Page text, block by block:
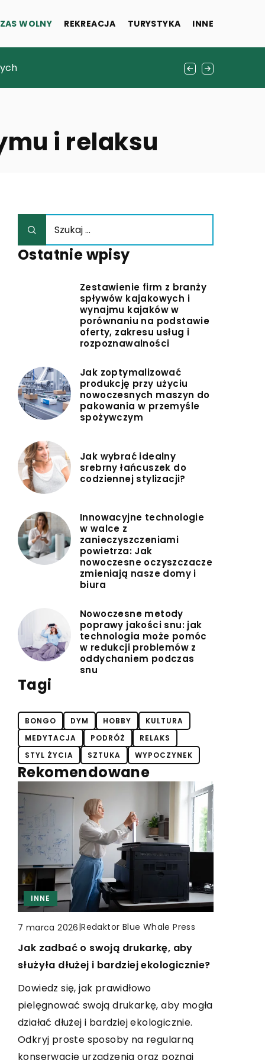
WOLNY REKREACJA TURYSTYKA INNE
i relaksu
Ostatnie wpisy
Zestawienie firm z branży
spływów kajakowych i
wynajmu kajaków w
porównaniu na podstawie
oferty, zakresu usług i
rozpoznawalności
Jak zoptymalizować
produkcję przy użyciu
nowoczesnych maszyn do
pakowania w przemyśle
spożywczym
Jak wybrać idealny
srebrny łańcuszek do
codziennej stylizacji?
Innowacyjne technologie
w walce z
zanieczyszczeniami
powietrza: Jak
nowoczesne oczyszczacze
zmieniają nasze domy i
biura
Nowoczesne metody
poprawy jakości snu: jak
technologia może pomóc
w redukcji problemów z
oddychaniem podczas
snu
Tagi
BONGO DYM HOBBY
KULTURA
MEDYTACJA
PODRÓŻ
RELAKS
STYL ŻYCIA
SZTUKA WYPOCZYNEK
Rekomendowane
INNE
17 stycznia 2026|Redaktor Blue Whale Press
Jakie wyzwania stoją przed
inżynierami podczas projektowania
układów elektronicznych?
Odkryj, z jakimi trudnościami mierzą się
inżynierowie podczas projektowania
nowoczesnych układów
elektronicznych. Poznaj kluczowe
INNE
7 marca 2026|Redaktor Blue Whale Press
Jak zadbać o swoją drukarkę, aby
służyła dłużej i bardziej ekologicznie?
Dowiedz się, jak prawidłowo
pielęgnować swoją drukarkę, aby mogła
działać dłużej i bardziej ekologicznie.
Odkryj proste sposoby na regularną
konserwację urządzenia oraz poznaj
TURYSTYKA
22 listopada 2024|Redaktor Blue Whale Press
Jak wybrać idealne buty na górskie
wędrówki: przewodnik po trwałych
modelach outdoorowych
Dowiedz się, jak znaleźć trwałe i
wygodne buty do górskich wędrówek.